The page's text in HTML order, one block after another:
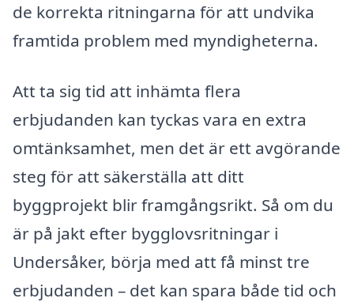
de korrekta ritningarna för att undvika
framtida problem med myndigheterna.
Att ta sig tid att inhämta flera
erbjudanden kan tyckas vara en extra
omtänksamhet, men det är ett avgörande
steg för att säkerställa att ditt
byggprojekt blir framgångsrikt. Så om du
är på jakt efter bygglovsritningar i
Undersåker, börja med att få minst tre
erbjudanden – det kan spara både tid och